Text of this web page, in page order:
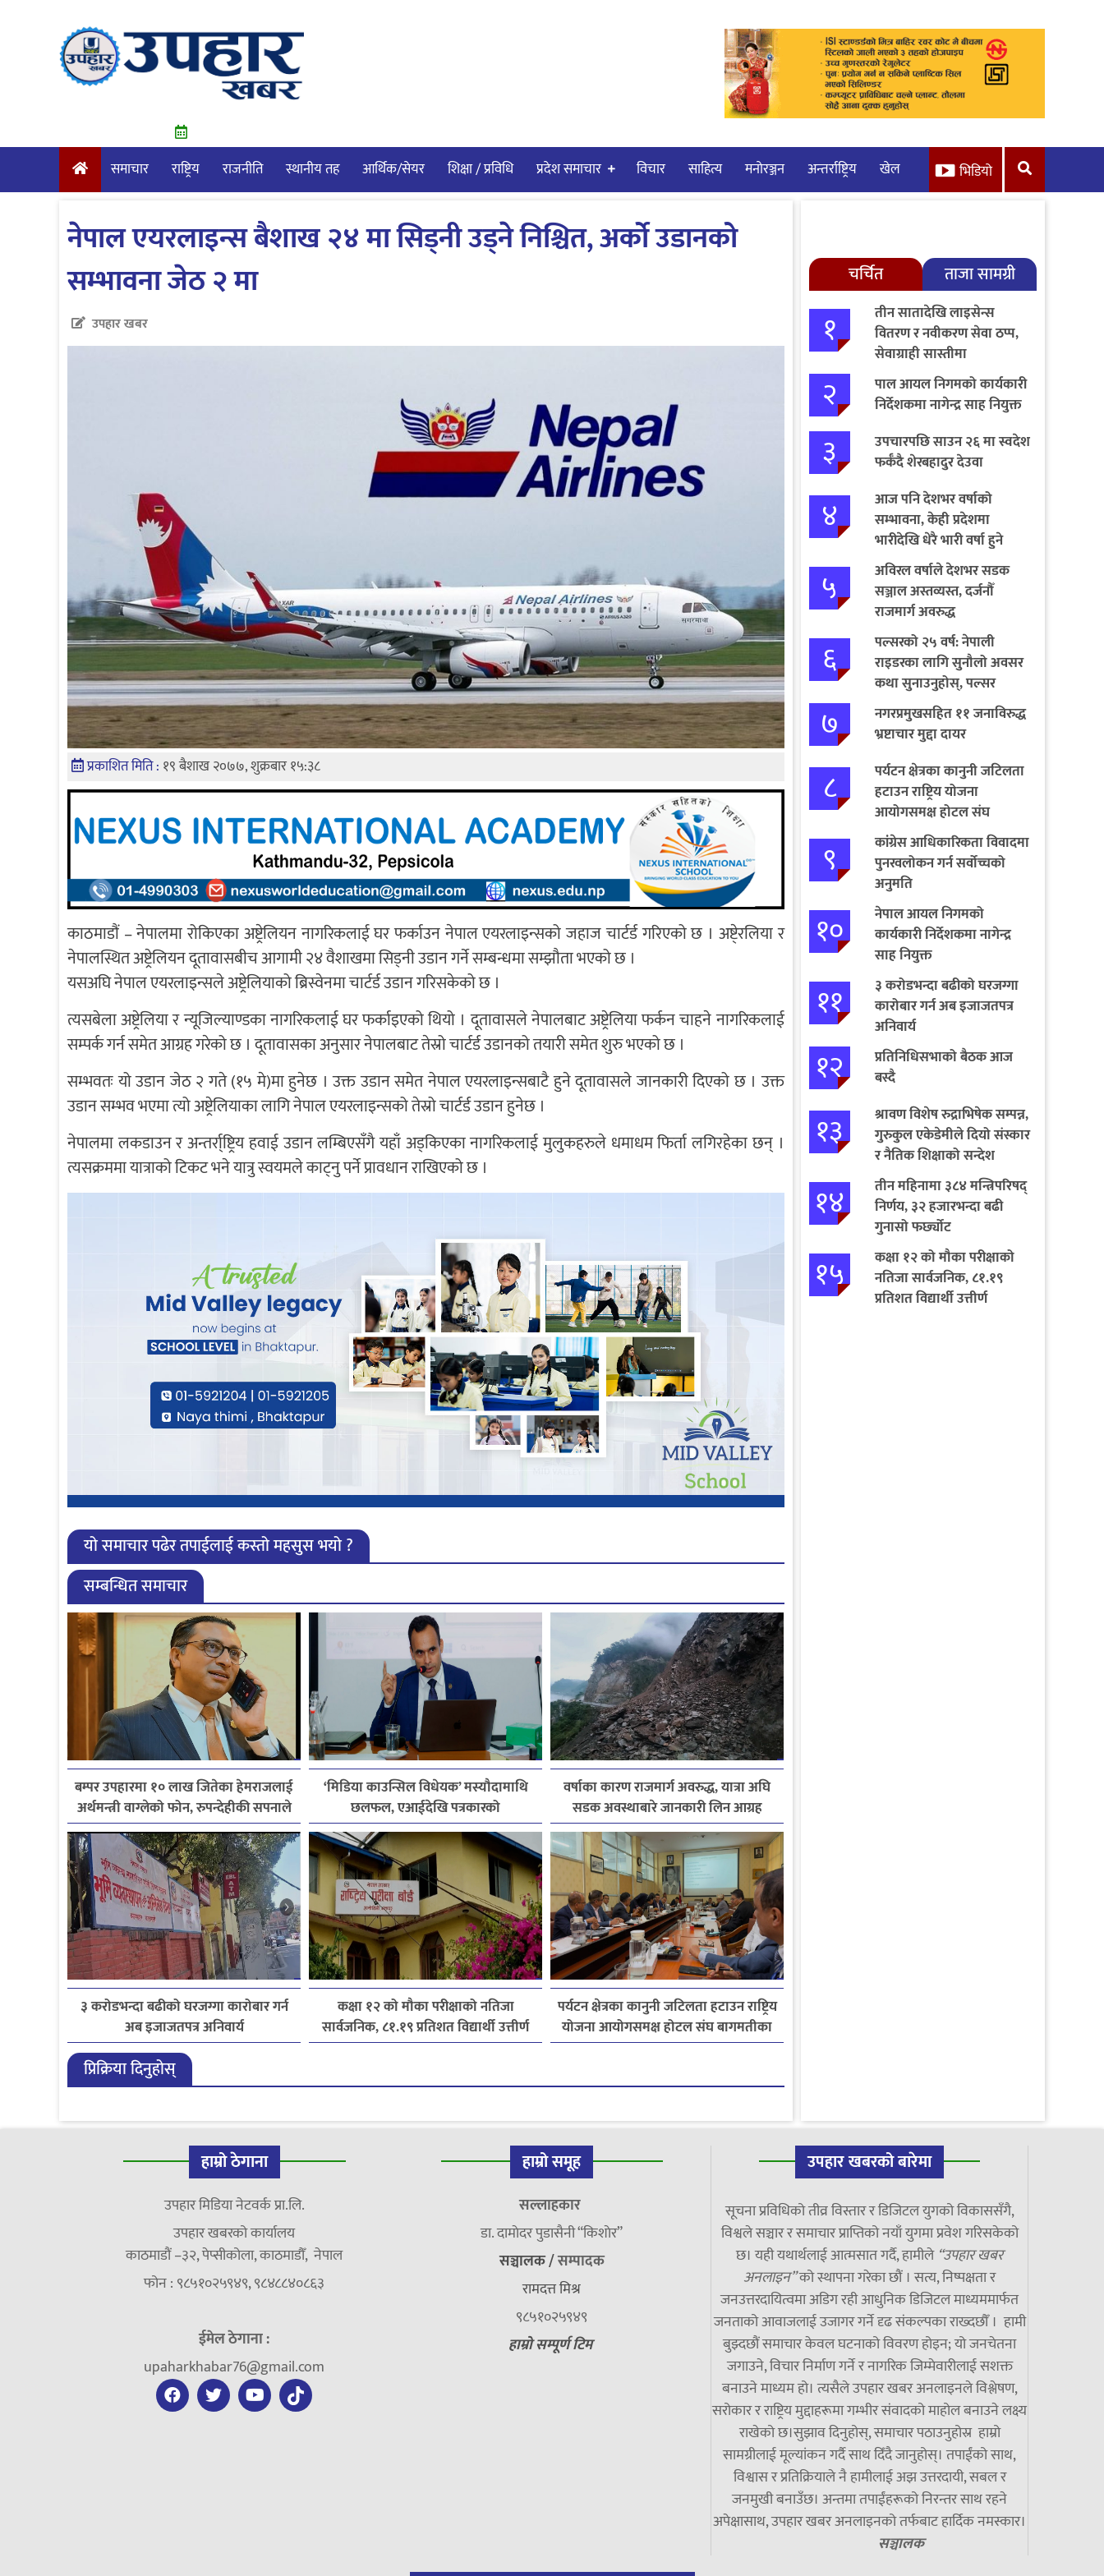
समाचार राष्ट्रिय राजनीति स्थानीय तह आर्थिक/सेयर शिक्षा / प्रविधि प्रदेश समाचार विचार साहित्य मनाेरञ्जन अन्तर्राष्ट्रिय खेल भिडियो
नेपाल एयरलाइन्स बैशाख २४ मा सिड्नी उड्ने निश्चित, अर्को उडानको
सम्भावना जेठ २ मा
उपहार खबर
प्रकाशित मिति : १९ बैशाख २०७७, शुक्रबार १५:३८
काठमाडौं – नेपालमा रोकिएका अष्ट्रेलियन नागरिकलाई घर फर्काउन नेपाल एयरलाइन्सको जहाज चार्टर्ड गरिएको छ । अष्टे्रलिया र
नेपालस्थित अष्ट्रेलियन दूतावासबीच आगामी २४ वैशाखमा सिड्नी उडान गर्ने सम्बन्धमा सम्झौता भएको छ ।
यसअघि नेपाल एयरलाइन्सले अष्ट्रेलियाको ब्रिस्वेनमा चार्टर्ड उडान गरिसकेको छ ।
त्यसबेला अष्ट्रेलिया र न्यूजिल्याण्डका नागरिकलाई घर फर्काइएको थियो । दूतावासले नेपालबाट अष्ट्रेलिया फर्कन चाहने नागरिकलाई
सम्पर्क गर्न समेत आग्रह गरेको छ । दूतावासका अनुसार नेपालबाट तेस्रो चार्टर्ड उडानको तयारी समेत शुरु भएको छ ।
सम्भवतः यो उडान जेठ २ गते (१५ मे)मा हुनेछ । उक्त उडान समेत नेपाल एयरलाइन्सबाटै हुने दूतावासले जानकारी दिएको छ । उक्त
उडान सम्भव भएमा त्यो अष्ट्रेलियाका लागि नेपाल एयरलाइन्सको तेस्रो चार्टर्ड उडान हुनेछ ।
नेपालमा लकडाउन र अन्तर्रा्ष्ट्रिय हवाई उडान लम्बिएसँगै यहाँ अड्किएका नागरिकलाई मुलुकहरुले धमाधम फिर्ता लगिरहेका छन् ।
त्यसक्रममा यात्राको टिकट भने यात्रु स्वयमले काट्नु पर्ने प्रावधान राखिएको छ ।
यो समाचार पढेर तपाईलाई कस्तो महसुस भयो ?
सम्बन्धित समाचार
बम्पर उपहारमा १० लाख जितेका हेमराजलाई
अर्थमन्त्री वाग्लेको फोन, रुपन्देहीकी सपनाले
जितिन् एक लाख
‘मिडिया काउन्सिल विधेयक’ मस्यौदामाथि
छलफल, एआईदेखि पत्रकारको
लाइसेन्ससम्मका विषयमा सुझाव
वर्षाका कारण राजमार्ग अवरुद्ध, यात्रा अघि
सडक अवस्थाबारे जानकारी लिन आग्रह
३ करोडभन्दा बढीको घरजग्गा कारोबार गर्न
अब इजाजतपत्र अनिवार्य
कक्षा १२ को मौका परीक्षाको नतिजा
सार्वजनिक, ८१.१९ प्रतिशत विद्यार्थी उत्तीर्ण
पर्यटन क्षेत्रका कानुनी जटिलता हटाउन राष्ट्रिय
योजना आयोगसमक्ष होटल संघ बागमतीका
पाँचबुँदे माग
प्रिक्रिया दिनुहोस्
चर्चित ताजा सामग्री
१
तीन सातादेखि लाइसेन्स
वितरण र नवीकरण सेवा ठप्प,
सेवाग्राही सास्तीमा
२
पाल आयल निगमको कार्यकारी
निर्देशकमा नागेन्द्र साह नियुक्त
३
उपचारपछि साउन २६ मा स्वदेश
फर्कँदै शेरबहादुर देउवा
४
आज पनि देशभर वर्षाको
सम्भावना, केही प्रदेशमा
भारीदेखि धेरै भारी वर्षा हुने
चेतावनी
५
अविरल वर्षाले देशभर सडक
सञ्जाल अस्तव्यस्त, दर्जनौँ
राजमार्ग अवरुद्ध
६
पल्सरको २५ वर्ष: नेपाली
राइडरका लागि सुनौलो अवसर
कथा सुनाउनुहोस्, पल्सर
जित्नुहोस्
७
नगरप्रमुखसहित ११ जनाविरुद्ध
भ्रष्टाचार मुद्दा दायर
८
पर्यटन क्षेत्रका कानुनी जटिलता
हटाउन राष्ट्रिय योजना
आयोगसमक्ष होटल संघ
बागमतीका पाँचबुँदे माग
९
कांग्रेस आधिकारिकता विवादमा
पुनरवलोकन गर्न सर्वोच्चको
अनुमति
१०
नेपाल आयल निगमको
कार्यकारी निर्देशकमा नागेन्द्र
साह नियुक्त
११
३ करोडभन्दा बढीको घरजग्गा
कारोबार गर्न अब इजाजतपत्र
अनिवार्य
१२
प्रतिनिधिसभाको बैठक आज
बस्दै
१३
श्रावण विशेष रुद्राभिषेक सम्पन्न,
गुरुकुल एकेडेमीले दियो संस्कार
र नैतिक शिक्षाको सन्देश
१४
तीन महिनामा ३८४ मन्त्रिपरिषद्
निर्णय, ३२ हजारभन्दा बढी
गुनासो फर्छ्योट
१५
कक्षा १२ को मौका परीक्षाको
नतिजा सार्वजनिक, ८१.१९
प्रतिशत विद्यार्थी उत्तीर्ण
हाम्रो ठेगाना
उपहार मिडिया नेटवर्क प्रा.लि.
उपहार खबरको कार्यालय
काठमाडौं –३२, पेप्सीकोला, काठमाडौँ, नेपाल
फोन : ९८५१०२५९४९, ९८४८८४०८६३
ईमेल ठेगाना :
upaharkhabar76@gmail.com
हाम्रो समूह
सल्लाहकार
डा. दामाेदर पुडासैनी “किशाेर”
सञ्चालक /सम्पादक
रामदत्त मिश्र
९८५१०२५९४९
हाम्रो सम्पूर्ण टिम
उपहार खबरको बारेमा
सूचना प्रविधिको तीव्र विस्तार र डिजिटल युगको विकाससँगै,
विश्वले सञ्चार र समाचार प्राप्तिको नयाँ युगमा प्रवेश गरिसकेको
छ। यही यथार्थलाई आत्मसात गर्दै, हामीले “उपहार खबर
अनलाइन”को स्थापना गरेका छौं । सत्य, निष्पक्षता र
जनउत्तरदायित्वमा अडिग रही आधुनिक डिजिटल माध्यममार्फत
जनताको आवाजलाई उजागर गर्ने दृढ संकल्पका राख्दछौँ । हामी
बुझ्दछौं समाचार केवल घटनाको विवरण होइन; यो जनचेतना
जगाउने, विचार निर्माण गर्ने र नागरिक जिम्मेवारीलाई सशक्त
बनाउने माध्यम हो। त्यसैले उपहार खबर अनलाइनले विश्लेषण,
सरोकार र राष्ट्रिय मुद्दाहरूमा गम्भीर संवादको माहोल बनाउने लक्ष्य
राखेको छ।सुझाव दिनुहोस्, समाचार पठाउनुहोस्र हाम्रो
सामग्रीलाई मूल्यांकन गर्दै साथ दिँदै जानुहोस्। तपाईंको साथ,
विश्वास र प्रतिक्रियाले नै हामीलाई अझ उत्तरदायी, सबल र
जनमुखी बनाउँछ। अन्तमा तपाईंहरूको निरन्तर साथ रहने
अपेक्षासाथ, उपहार खबर अनलाइनको तर्फबाट हार्दिक नमस्कार।
सञ्चालक